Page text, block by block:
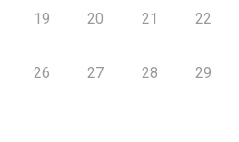
19 20 21 22
26 27 28 29